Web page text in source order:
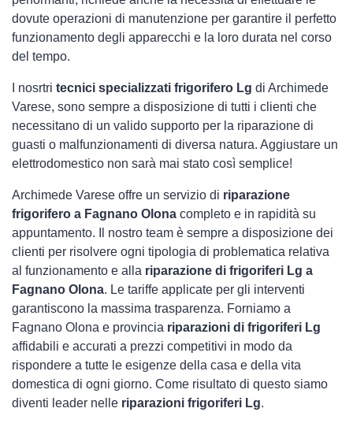
dovute operazioni di manutenzione per garantire il perfetto
funzionamento degli apparecchi e la loro durata nel corso
del tempo.
I nosrtri tecnici specializzati frigorifero Lg di Archimede
Varese, sono sempre a disposizione di tutti i clienti che
necessitano di un valido supporto per la riparazione di
guasti o malfunzionamenti di diversa natura. Aggiustare un
elettrodomestico non sarà mai stato così semplice!
Archimede Varese offre un servizio di riparazione
frigorifero a Fagnano Olona completo e in rapidità su
appuntamento. Il nostro team è sempre a disposizione dei
clienti per risolvere ogni tipologia di problematica relativa
al funzionamento e alla riparazione di frigoriferi Lg a
Fagnano Olona. Le tariffe applicate per gli interventi
garantiscono la massima trasparenza. Forniamo a
Fagnano Olona e provincia riparazioni di frigoriferi Lg
affidabili e accurati a prezzi competitivi in modo da
rispondere a tutte le esigenze della casa e della vita
domestica di ogni giorno. Come risultato di questo siamo
diventi leader nelle riparazioni frigoriferi Lg.